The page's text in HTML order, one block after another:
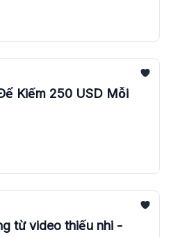
Kiếm 250 USD Mỗi
từ video thiếu nhi -